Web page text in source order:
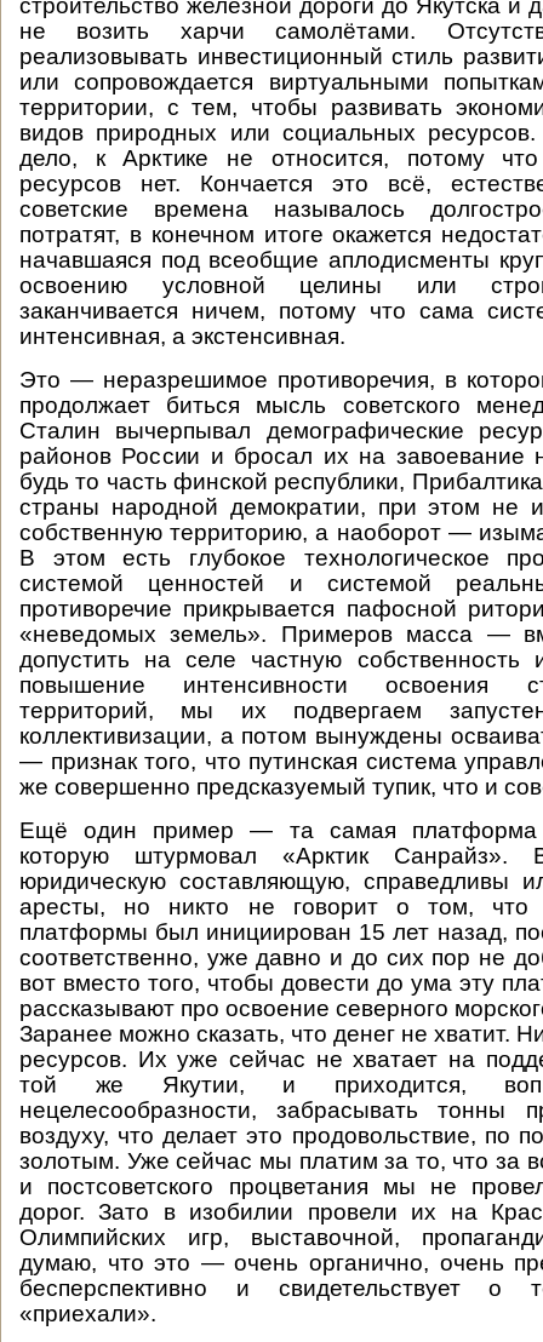
строительство железной дороги до Якутска и
не возить харчи самолётами.
реализовывать инвестиционный стиль
или сопровождается виртуальными
территории, с тем, чтобы развивать
видов природных или социальных
дело, к Арктике не относится, потому
ресурсов нет. Кончается это всё,
советские времена называлось
потратят, в конечном итоге окажется
начавшаяся под всеобщие аплодисменты
освоению условной целины или
заканчивается ничем, потому что сама
интенсивная, а экстенсивная.
Это — неразрешимое противоречия, в
продолжает биться мысль советского
Сталин вычерпывал демографические
районов России и бросал их на завоевание
будь то часть финской республики,
страны народной демократии, при этом не
собственную территорию, а наоборот —
В этом есть глубокое технологическое
системой ценностей и системой
противоречие прикрывается пафосной
«неведомых земель». Примеров масса —
допустить на селе частную собственность
повышение интенсивности освоения
территорий, мы их подвергаем
коллективизации, а потом вынуждены
— признак того, что путинская система
же совершенно предсказуемый тупик, что и
Ещё один пример — та самая платформа
которую штурмовал «Арктик Санрайз».
юридическую составляющую, справедливы
аресты, но никто не говорит о том, что
платформы был инициирован 15 лет назад,
соответственно, уже давно и до сих пор не
вот вместо того, чтобы довести до ума эту
рассказывают про освоение северного
Заранее можно сказать, что денег не хватит.
ресурсов. Их уже сейчас не хватает на
той же Якутии, и приходится,
нецелесообразности, забрасывать тонны
воздуху, что делает это продовольствие, по
золотым. Уже сейчас мы платим за то, что за
и постсоветского процветания мы не
дорог. Зато в изобилии провели их на
Олимпийских игр, выставочной,
думаю, что это — очень органично, очень
бесперспективно и свидетельствует о
«приехали».